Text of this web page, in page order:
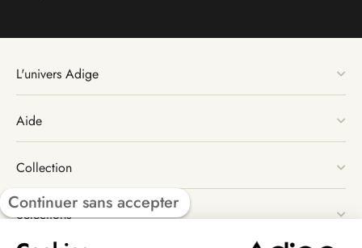
L'univers Adige
Aide
Collection
Sélections
Continuer sans accepter